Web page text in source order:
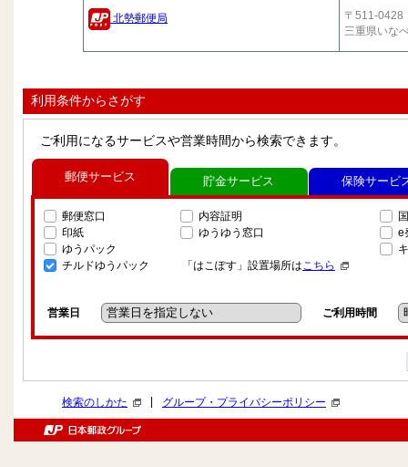
北勢郵便局
〒511-0428
三重県いな
利用条件からさがす
ご利用になるサービスや営業時間から検索できます。
郵便サービス
郵便窓口
印紙
ゆうパック
チルドゆうパック
内容証明
ゆうゆう窓口
「はこぽす」設置場所はこちら
e
営業日 ご利用時間
貯金サービス 保険サービ
検索のしかた グループ・プライバシーポリシー